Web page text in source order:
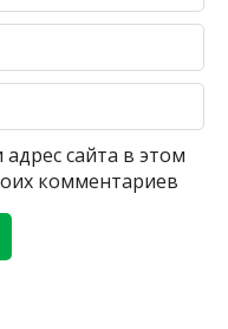
сайта в этом
комментариев